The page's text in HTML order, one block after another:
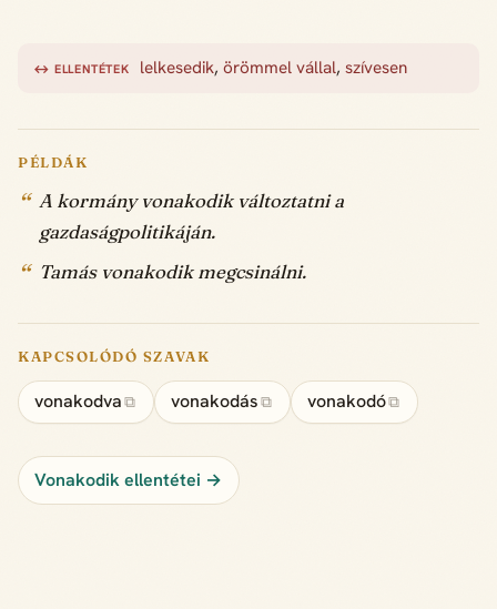
↔ ELLENTÉTEK lelkesedik,örömmel vállal,szívesen
PÉLDÁK
A kormány vonakodik változtatni a
gazdaságpolitikáján.
Tamás vonakodik megcsinálni.
KAPCSOLÓDÓ SZAVAK
vonakodva ⧉ vonakodás ⧉ vonakodó⧉
Vonakodik ellentétei →